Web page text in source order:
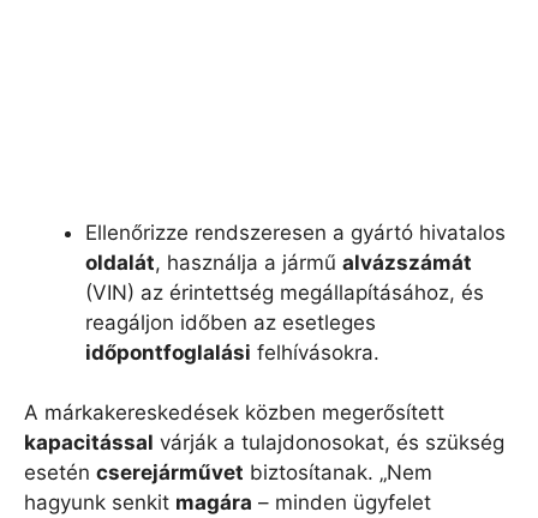
Ellenőrizze rendszeresen a gyártó hivatalos
oldalát, használja a jármű alvázszámát
(VIN) az érintettség megállapításához, és
reagáljon időben az esetleges
időpontfoglalási felhívásokra.
A márkakereskedések közben megerősített
kapacitással várják a tulajdonosokat, és szükség
esetén cserejárművet biztosítanak. „Nem
hagyunk senkit magára – minden ügyfelet